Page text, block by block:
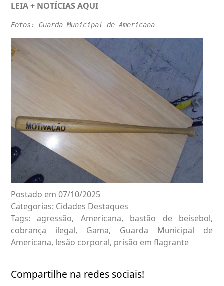
LEIA + NOTÍCIAS AQUI
Fotos: Guarda Municipal de Americana
Postado em 07/10/2025
Categorias: Cidades Destaques
Tags:agressão, Americana, bastão de beisebol,
cobrança ilegal, Gama, Guarda Municipal de
Americana, lesão corporal, prisão em flagrante
Compartilhe na redes sociais!